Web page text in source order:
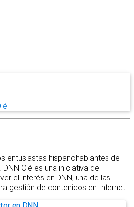
entusiastas hispanohablantes de
Olé es una iniciativa de
el interés en DNN, una de las
gestión de contenidos en Internet.